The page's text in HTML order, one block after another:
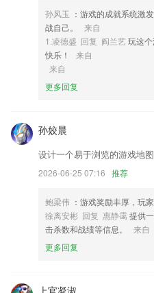
4,下很多热门的资源这里都有，而
5,抖音独家曲库，海量音乐让你的更
6,状态栏歌词显示，使用简单
kook网页版打不开软件优势
2.·在没有老师教学的情况下,也能自
3.赏中华诗词 传承古典文化
4.解读官方报名流程和报名条件，
5.幼儿园小学初中，一手信息轻松
6.车灯演示：视觉效果更直观；
kook网页版打不开更新了
过敏功能持续上线，随时了解身边
孙风玉 ：游戏的成就系统激
战自己。
来自
1.凌德盛 回复 阎兰艺 玩这
快乐！
来自
来自
更多回复
孙姣晨
设计一个易于浏览的游戏地
2026-06-25 07:16 推荐
鲍梁伟 ：游戏奖励丰厚，玩
徐离安彬 回复 惠静霭提供
击杀数和战绩等信息。
来自
更多回复
上官凝淑